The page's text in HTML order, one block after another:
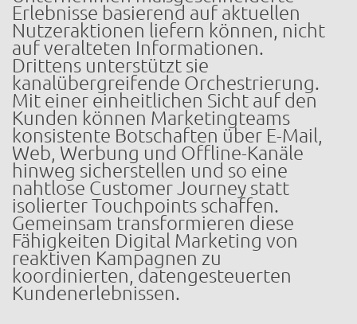
Erlebnisse basierend auf aktuellen
Nutzeraktionen liefern können, nicht
auf veralteten Informationen.
Drittens unterstützt sie
kanalübergreifende Orchestrierung.
Mit einer einheitlichen Sicht auf den
Kunden können Marketingteams
konsistente Botschaften über E-Mail,
Web, Werbung und Offline-Kanäle
hinweg sicherstellen und so eine
nahtlose Customer Journey statt
isolierter Touchpoints schaffen.
Gemeinsam transformieren diese
Fähigkeiten Digital Marketing von
reaktiven Kampagnen zu
koordinierten, datengesteuerten
Kundenerlebnissen.